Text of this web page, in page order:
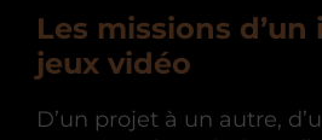
Les missions
jeux vidéo
D’un projet à un autre,